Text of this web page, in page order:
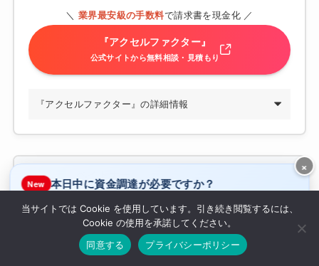
＼業界最安級の手数料で請求書を現金化 ／
『アクセルファクター』
公式サイトから無料相談・見積もり
『アクセルファクター』の詳細情報
第6位
フリーランス・個人事業主の救世主！最短10分で入金
当サイトでは Cookie を使用しています。引き続き閲覧するには、
Cookie の使用を承諾してください。
同意する
プライバシーポリシー
×
New 本日中に資金調達が必要ですか？
はい
ラボルで休日即日入金
いいえ
休み明けでお得なQuQuMo